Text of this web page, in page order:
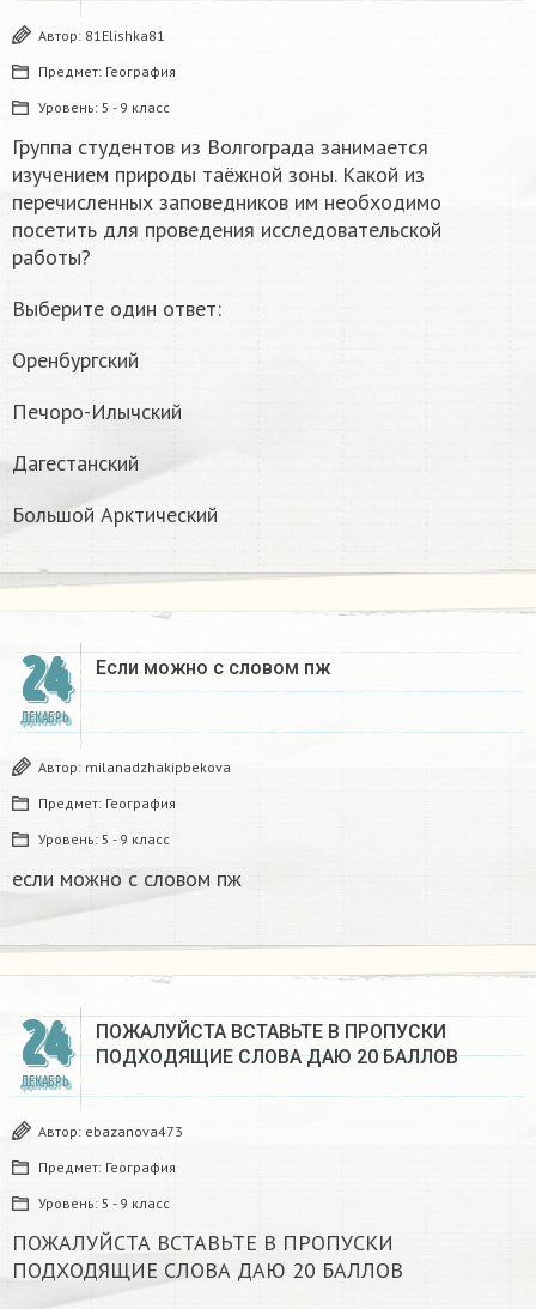
Автор: 81Elishka81
Предмет: География
Уровень: 5 - 9 класс
Группа студентов из Волгограда занимается
изучением природы таёжной зоны. Какой из
перечисленных заповедников им необходимо
посетить для проведения исследовательской
работы?
Выберите один ответ:
Оренбургский
Печоро-Илычский
Дагестанский
Большой Арктический
24
ДЕКАБРЬ
Если можно с словом пж​
Автор: milanadzhakipbekova
Предмет: География
Уровень: 5 - 9 класс
если можно с словом пж​
24
ДЕКАБРЬ
ПОЖАЛУЙСТА ВСТАВЬТЕ В ПРОПУСКИ
ПОДХОДЯЩИЕ СЛОВА ДАЮ 20 БАЛЛОВ​
Автор: ebazanova473
Предмет: География
Уровень: 5 - 9 класс
ПОЖАЛУЙСТА ВСТАВЬТЕ В ПРОПУСКИ
ПОДХОДЯЩИЕ СЛОВА ДАЮ 20 БАЛЛОВ​